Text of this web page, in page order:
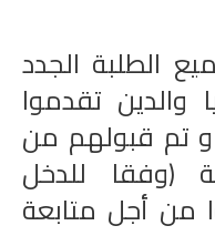
الطلبة الجدد
والدين تقدموا
و تم قبولهم من
(وفقا للدخل
من أجل متابعة